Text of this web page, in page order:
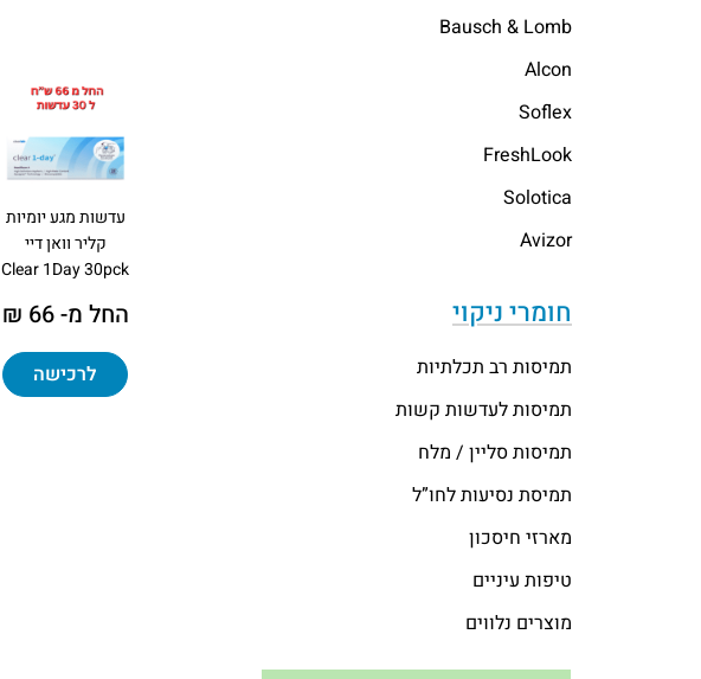
Bausch & Lomb
Alcon
Soflex
FreshLook
Solotica
Avizor
חומרי ניקוי
תמיסות רב תכלתיות
תמיסות לעדשות קשות
תמיסות סליין / מלח
תמיסת נסיעות לחו”ל
מארזי חיסכון
טיפות עיניים
מוצרים נלווים
עדשות מגע יומיות
קליר וואן דיי
Clear 1Day 30pck
החל מ- 66 ₪
לרכישה